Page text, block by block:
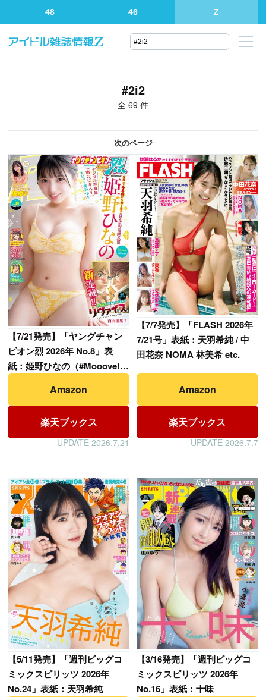
48 46 Z
#2i2
全 69 件
次
【7/21発売】「ヤングチャン
ピオン烈 2026年 No.8」表
紙：姫野ひなの（#Mooove!）
/ 奥ゆい
Amazon
楽天ブックス
UPDATE 2026.7.21
【7/7発売】「FLASH 2026年
7/21号」表紙：天羽希純 / 中
田花奈 NOMA 林美希 etc.
Amazon
楽天ブックス
UPDATE 2026.7.7
【5/11発売】「週刊ビッグコ
ミックスピリッツ 2026年
No.24」表紙：天羽希純
【3/16発売】「週刊ビッグコ
ミックスピリッツ 2026年
No.16」表紙：十味